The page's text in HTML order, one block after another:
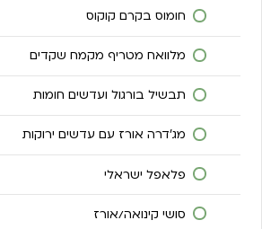
מעבר למוצקים)
לזניה משגעת מדפי אורז
חומוס בקרם קוקוס
מלוואח מטריף מקמח שקדים
תבשיל בורגול ועדשים חומות
מג’דרה אורז עם עדשים ירוקות
פלאפל ישראלי
סושי קינואה/אורז